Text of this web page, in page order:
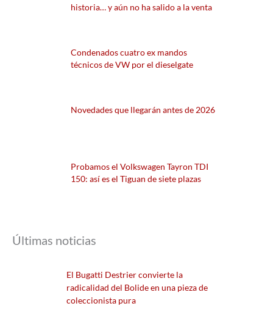
historia… y aún no ha salido a la venta
Condenados cuatro ex mandos
técnicos de VW por el dieselgate
Novedades que llegarán antes de 2026
Probamos el Volkswagen Tayron TDI
150: así es el Tiguan de siete plazas
Últimas noticias
El Bugatti Destrier convierte la
radicalidad del Bolide en una pieza de
coleccionista pura